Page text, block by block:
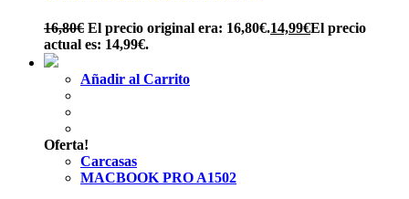
16,80€ El precio original era: 16,80€.14,99€El precio
actual es: 14,99€.
Añadir al Carrito
Oferta!
Carcasas
MACBOOK PRO A1502